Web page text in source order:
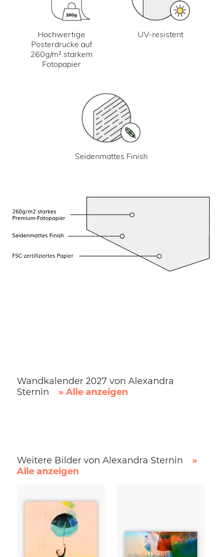
Hochwertige
Posterdrucke auf
260g/m² starkem
Fotopapier
UV-resistent
Seidenmattes Finish
Wandkalender 2027 von Alexandra
Sternin
» Alle anzeigen
Weitere Bilder von Alexandra Sternin
»
Alle anzeigen